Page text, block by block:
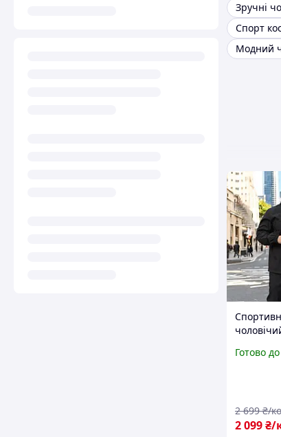
фірмовий
Готово
2 099₴/
2 699 ₴/